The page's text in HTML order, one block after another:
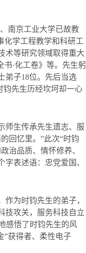
南京工业大学已故教
化学工程教学和科研工
术等研究领域取得重大
书·化工卷》等。先生躬
弟子18位。先后当选
钧先生历经坎坷却一心
师生传承先生遗志、服
回忆里。”此次“时钧
治品质、情怀修养、
字表述语：忠党爱国、
为时钧先生的弟子，
技攻关，服务科技自立
感悟了时钧先生的风
”获得者、柔性电子